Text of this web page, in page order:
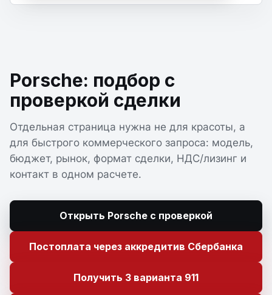
Porsche: подбор с
проверкой сделки
Отдельная страница нужна не для красоты, а
для быстрого коммерческого запроса: модель,
бюджет, рынок, формат сделки, НДС/лизинг и
контакт в одном расчете.
Открыть Porsche с проверкой
Постоплата через аккредитив Сбербанка
Получить 3 варианта 911